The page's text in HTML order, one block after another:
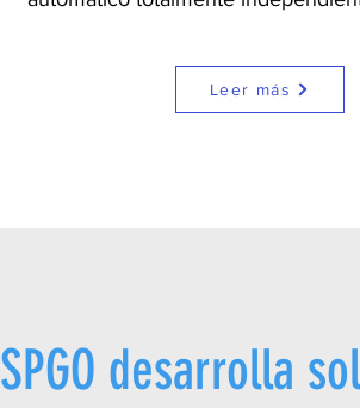
Leer más
SPGO desarrolla